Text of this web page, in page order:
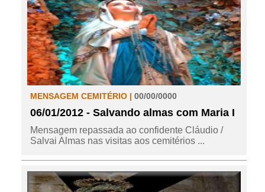
MENSAGEM CEMITÉRIO | 00/00/0000
06/01/2012 - Salvando almas com Maria I
Mensagem repassada ao confidente Cláudio /
Salvai Almas nas visitas aos cemitérios ...